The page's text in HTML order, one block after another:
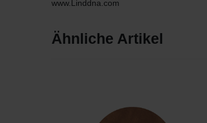
www.Linddna.com
Ähnliche Artikel